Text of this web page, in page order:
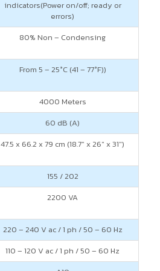
indicators(Power on/off; ready or
errors)
80% Non – Condensing
From 5 – 25°C (41 – 77°F))
4000 Meters
60 dB (A)
47.5 x 66.2 x 79 cm (18.7″ x 26″ x 31″)
155 / 202
2200 VA
220 – 240 V ac / 1 ph / 50 – 60 Hz
110 – 120 V ac / 1 ph / 50 – 60 Hz